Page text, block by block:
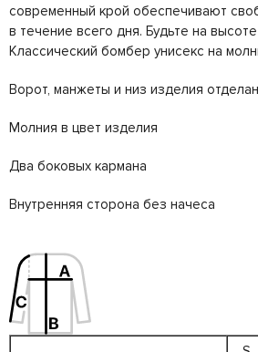
современный крой обеспечивают
в течение всего дня. Будьте на
Классический бомбер унисекс на
Ворот, манжеты и низ изделия
Молния в цвет изделия
Два боковых кармана
Внутренняя сторона без начеса